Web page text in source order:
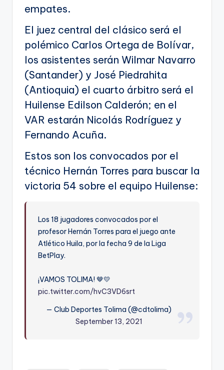
empates.
El juez central del clásico será el
polémico Carlos Ortega de Bolívar,
los asistentes serán Wilmar Navarro
(Santander) y José Piedrahita
(Antioquia) el cuarto árbitro será el
Huilense Edilson Calderón; en el
VAR estarán Nicolás Rodríguez y
Fernando Acuña.
Estos son los convocados por el
técnico Hernán Torres para buscar la
victoria 54 sobre el equipo Huilense:
Los 18 jugadores convocados por el
profesor Hernán Torres para el juego ante
Atlético Huila, por la fecha 9 de la Liga
BetPlay.
¡VAMOS TOLIMA! 🤎💛
pic.twitter.com/hvC3VD6srt
— Club Deportes Tolima (@cdtolima)
September 13, 2021